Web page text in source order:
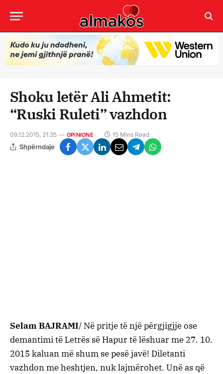
Shoku letër Ali Ahmetit:
“Ruski Ruleti” vazhdon
09.12.2015, 21:35 OPINIONE 15 Mins Read
Shpërndaje
Selam BAJRAMI/ Në pritje të një përgjigjje ose
demantimi të Letrës së Hapur të lëshuar me 27. 10.
2015 kaluan më shum se pesë javë! Diletanti
vazhdon me heshtjen, nuk lajmërohet. Unë as që